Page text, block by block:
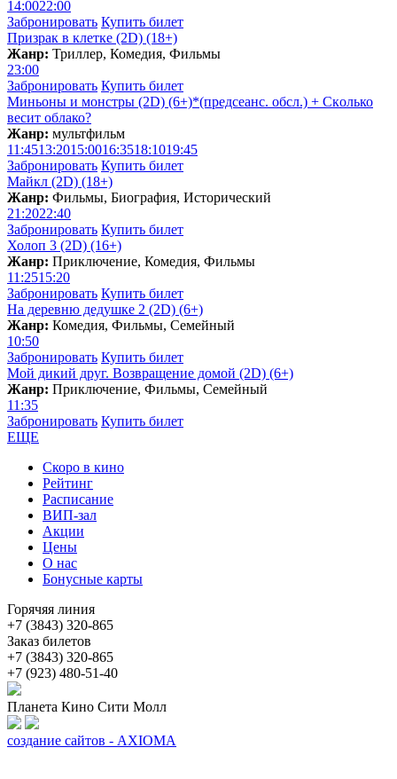
14:0022:00
Забронировать Купить билет
Призрак в клетке (2D) (18+)
Жанр: Триллер, Комедия, Фильмы
23:00
Забронировать Купить билет
Миньоны и монстры (2D) (6+)*(предсеанс. обсл.) + Скoлько
весит облако?
Жанр: мультфильм
11:4513:2015:0016:3518:1019:45
Забронировать Купить билет
Майкл (2D) (18+)
Жанр: Фильмы, Биография, Исторический
21:2022:40
Забронировать Купить билет
Холоп 3 (2D) (16+)
Жанр: Приключение, Комедия, Фильмы
11:2515:20
Забронировать Купить билет
На деревню дедушке 2 (2D) (6+)
Жанр: Комедия, Фильмы, Семейный
10:50
Забронировать Купить билет
Мой дикий друг. Возвращение домой (2D) (6+)
Жанр: Приключение, Фильмы, Семейный
11:35
Забронировать Купить билет
ЕЩЕ
Скоро в кино
Рейтинг
Расписание
ВИП-зал
Акции
Цены
О нас
Бонусные карты
Горячяя линия
+7 (3843) 320-865
Заказ билетов
+7 (3843) 320-865
+7 (923) 480-51-40
Планета Кино Сити Молл
создание сайтов - AXIOMA